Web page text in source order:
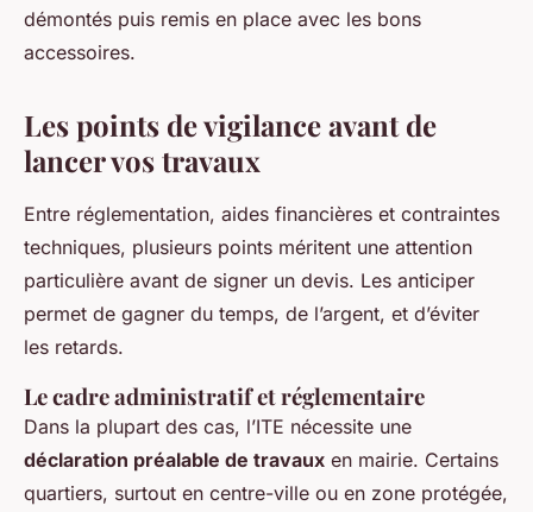
démontés puis remis en place avec les bons
accessoires.
Les points de vigilance avant de
lancer vos travaux
Entre réglementation, aides financières et contraintes
techniques, plusieurs points méritent une attention
particulière avant de signer un devis. Les anticiper
permet de gagner du temps, de l’argent, et d’éviter
les retards.
Le cadre administratif et réglementaire
Dans la plupart des cas, l’ITE nécessite une
déclaration préalable de travaux en mairie. Certains
quartiers, surtout en centre-ville ou en zone protégée,